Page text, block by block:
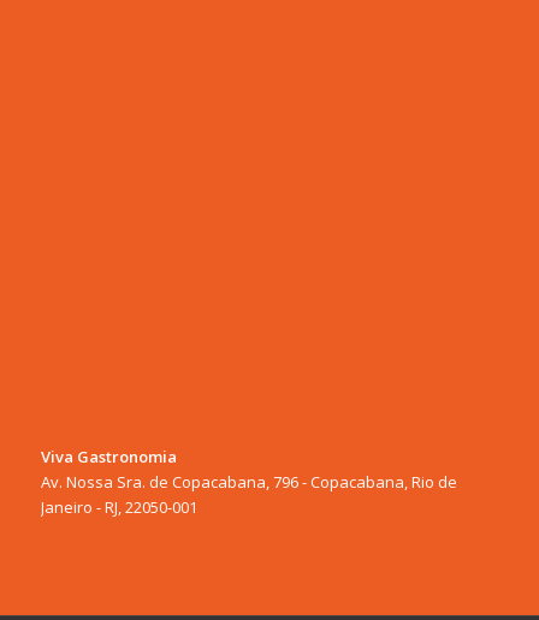
Viva Gastronomia
Av. Nossa Sra. de Copacabana, 796 - Copacabana, Rio de
Janeiro - RJ, 22050-001